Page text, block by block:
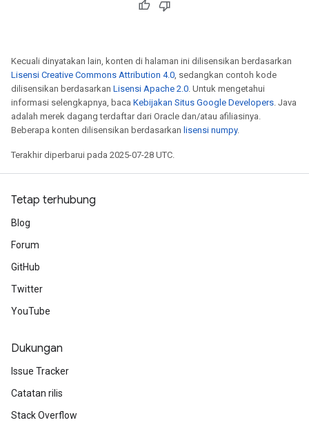
Kecuali dinyatakan lain, konten di halaman ini dilisensikan berdasarkan
Lisensi Creative Commons Attribution 4.0, sedangkan contoh kode
dilisensikan berdasarkan Lisensi Apache 2.0. Untuk mengetahui
informasi selengkapnya, baca Kebijakan Situs Google Developers. Java
adalah merek dagang terdaftar dari Oracle dan/atau afiliasinya.
Beberapa konten dilisensikan berdasarkan lisensi numpy.
Terakhir diperbarui pada 2025-07-28 UTC.
Tetap terhubung
Blog
Forum
GitHub
Twitter
YouTube
Dukungan
Issue Tracker
Catatan rilis
Stack Overflow